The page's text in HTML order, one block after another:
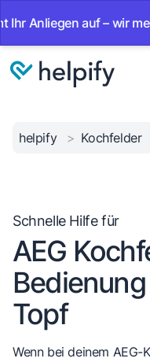
auf – wir melden
helpify > Kochfelder
Schnelle Hilfe für
AEG
Topf
Wenn bei deinem AEG-